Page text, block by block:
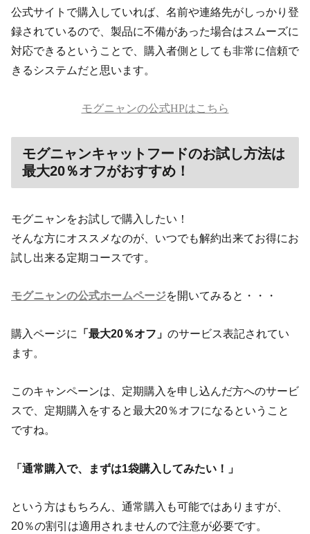
公式サイトで購入していれば、名前や連絡先がしっかり登
録されているので、製品に不備があった場合はスムーズに
対応できるということで、購入者側としても非常に信頼で
きるシステムだと思います。
モグニャンの公式HPはこちら
モグニャンキャットフードのお試し方法は
最大20％オフがおすすめ！
モグニャンをお試しで購入したい！
そんな方にオススメなのが、いつでも解約出来てお得にお
試し出来る定期コースです。
モグニャンの公式ホームページを開いてみると・・・
購入ページに 「最大20％オフ」 のサービス表記されてい
ます。
このキャンペーンは、定期購入を申し込んだ方へのサービ
スで、定期購入をすると最大20％オフになるということ
ですね。
「通常購入で、まずは1袋購入してみたい！」
という方は もちろん、通常購入も可能ではありますが、
20％の割引は適用されませんので注意が必要です。